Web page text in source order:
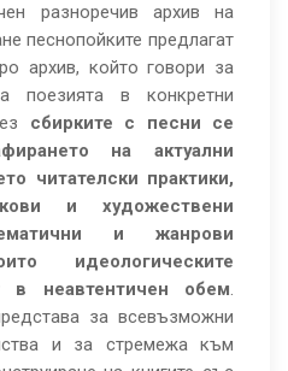
разноречив архив на
песнопойките предлагат
архив, който говори за
поезията в конкретни
сбирките с песни се
на актуални
читателски практики,
и художествени
и жанрови
идеологическите
в неавтентичен обем.
за всевъзможни
и за стремежа към